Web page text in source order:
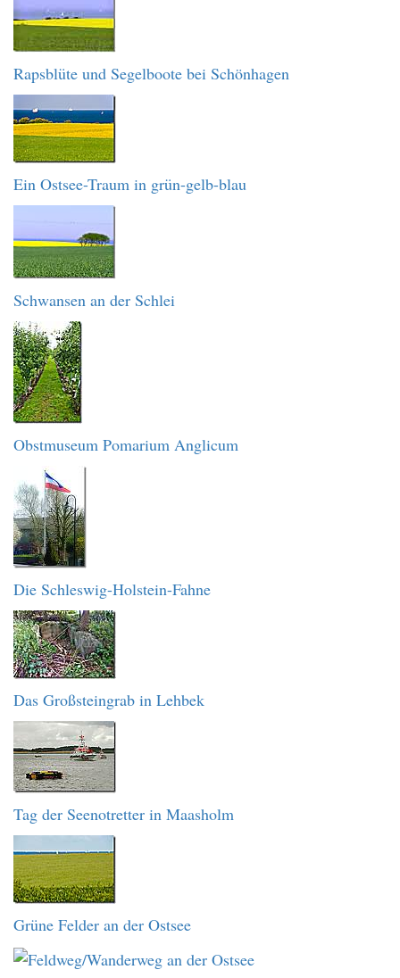
Rapsblüte und Segelboote bei Schönhagen
Ein Ostsee-Traum in grün-gelb-blau
Schwansen an der Schlei
Obstmuseum Pomarium Anglicum
Die Schleswig-Holstein-Fahne
Das Großsteingrab in Lehbek
Tag der Seenotretter in Maasholm
Grüne Felder an der Ostsee